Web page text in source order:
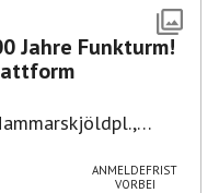
Jahre Funkturm!
ANMELDEFRIST
VORBEI